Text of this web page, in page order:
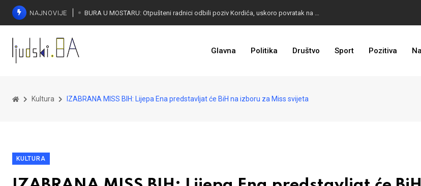
NAJNOVIJE
Glavna Politika Društvo Sport Pozitiva
Kultura IZABRANA MISS BIH: Lijepa Ena predstavljat će BiH na izboru za Miss svijeta
KULTURA